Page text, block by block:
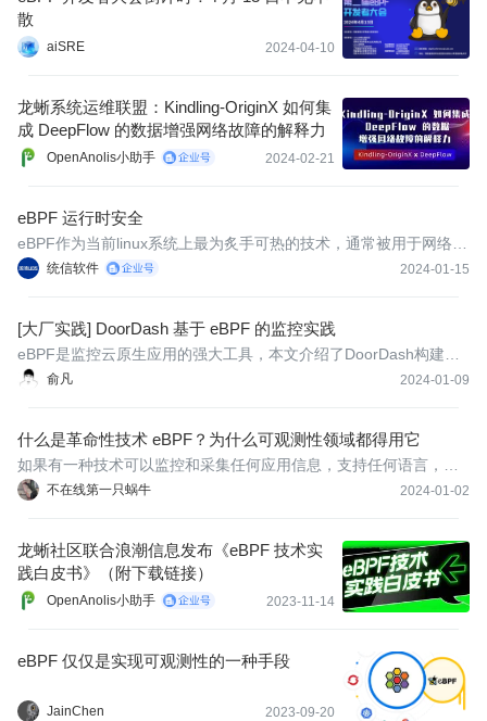
散
aiSRE 2024-04-10
龙蜥系统运维联盟：Kindling-OriginX 如何集
成 DeepFlow 的数据增强网络故障的解释力
OpenAnolis小助手 2024-02-21
eBPF 运行时安全
统信软件 2024-01-15
eBPF作为当前linux系统上最为炙手可热的技术，通常被用于网络流
量过滤和分析、系统调用跟踪、性能优化、安全监控，当下比较知
[大厂实践] DoorDash 基于 eBPF 的监控实践
俞凡 2024-01-09
eBPF是监控云原生应用的强大工具，本文介绍了DoorDash构建基
于eBPF的监控系统的实践。原文: BPFAgent: eBPF for Monitoring
什么是革命性技术 eBPF？为什么可观测性领域都得用它
不在线第一只蜗牛 2024-01-02
如果有一种技术可以监控和采集任何应用信息，支持任何语言，并
且应用完全无感知，零侵入，想想是不是很激动，那么这个技术是
讲讲这个
龙蜥社区联合浪潮信息发布《eBPF 技术实
践白皮书》（附下载链接）
OpenAnolis小助手 2023-11-14
eBPF 仅仅是实现可观测性的一种手段
JainChen 2023-09-20